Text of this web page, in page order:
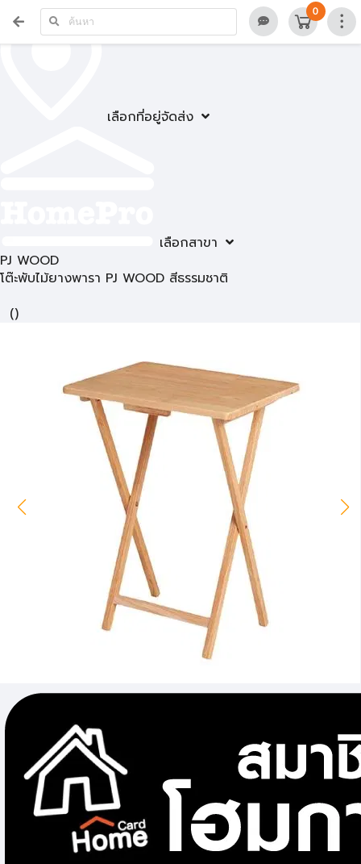
เลือกที่อยู่จัดส่ง
เลือกสาขา
0
PJ WOOD
โต๊ะพับไม้ยางพารา PJ WOOD สีธรรมชาติ
()